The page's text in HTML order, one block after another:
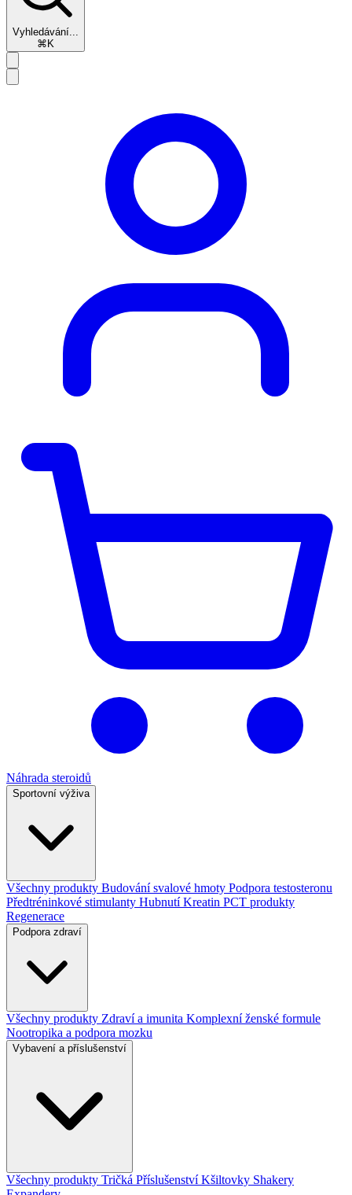
Vyhledávání...
⌘K
Náhrada steroidů
Sportovní výživa
Všechny produkty Budování svalové hmoty Podpora testosteronu
Předtréninkové stimulanty HubnutíKreatin PCT produkty
Regenerace
Podpora zdraví
Všechny produkty Zdraví a imunita Komplexní ženské formule
Nootropika a podpora mozku
Vybavení a příslušenství
Všechny produkty Tričká PříslušenstvíKšiltovky Shakery